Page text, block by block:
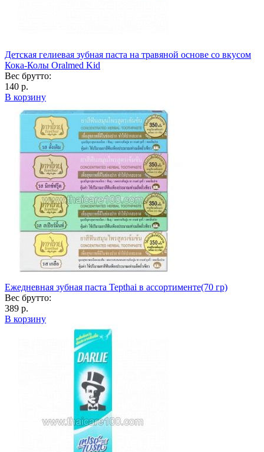
Детская гелиевая зубная паста на травяной основе со вкусом
Кока-Колы Oralmed Kid
Вес брутто:
140 р.
В корзину
Ежедневная зубная паста Tepthai в ассортименте(70 гр)
Вес брутто:
389 р.
В корзину